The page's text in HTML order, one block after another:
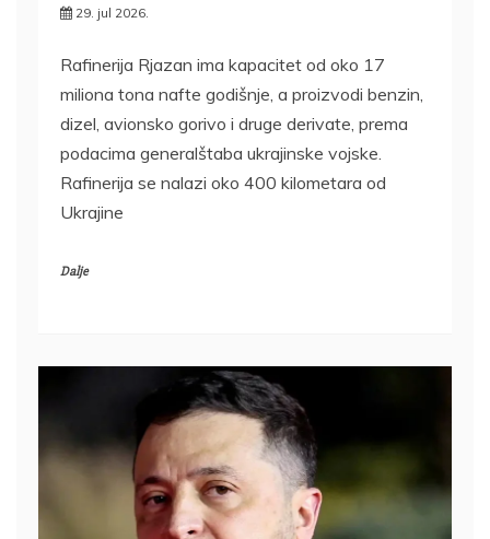
29. jul 2026.
Rafinerija Rjazan ima kapacitet od oko 17
miliona tona nafte godišnje, a proizvodi benzin,
dizel, avionsko gorivo i druge derivate, prema
podacima generalštaba ukrajinske vojske.
Rafinerija se nalazi oko 400 kilometara od
Ukrajine
Dalje